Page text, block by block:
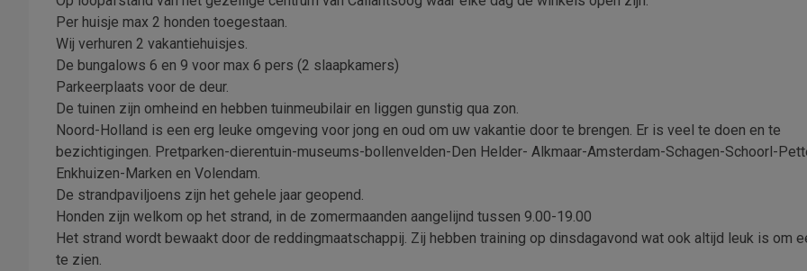
Per huisje max 2 honden toegestaan.
Wij verhuren 2 vakantiehuisjes.
De bungalows 6 en 9 voor max 6 pers (2 slaapkamers)
Parkeerplaats voor de deur.
De tuinen zijn omheind en hebben tuinmeubilair en liggen gunstig qua zon.
Noord-Holland is een erg leuke omgeving voor jong en oud om uw vakantie door te brengen. Er is veel te doen en te
bezichtigingen. Pretparken-dierentuin-museums-bollenvelden-Den Helder- Alkmaar-Amsterdam-Schagen-Schoorl-
Enkhuizen-Marken en Volendam.
De strandpaviljoens zijn het gehele jaar geopend.
Honden zijn welkom op het strand, in de zomermaanden aangelijnd tussen 9.00-19.00
Het strand wordt bewaakt door de reddingmaatschappij. Zij hebben training op dinsdagavond wat ook altijd leuk is om
te zien.